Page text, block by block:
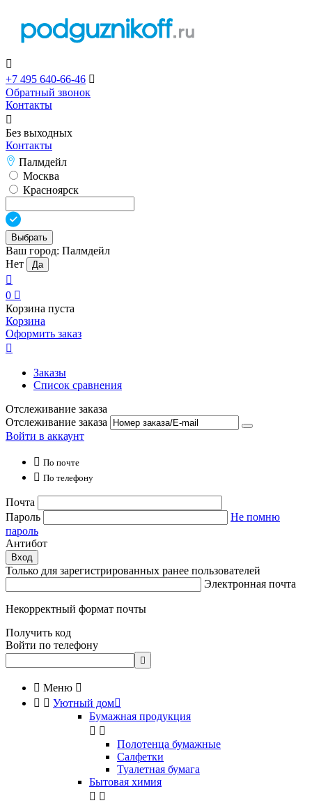

+7 495 640-66-46 
Обратный звонок
Контакты

Без выходных
Контакты
Палмдейл
Москва
Красноярск
Выбрать
Ваш город: Палмдейл
Нет
Да

0 
Корзина пуста
Корзина
Оформить заказ

Заказы
Список сравнения
Отслеживание заказа
Отслеживание заказа
Войти в аккаунт
 По почте
 По телефону
Почта
Пароль
Не помню
пароль
Антибот
Вход
Только для зарегистрированных ранее пользователей
Электронная почта
Некорректный формат почты
Получить код
Войти по телефону

 Меню 
  Уютный дом
Бумажная продукция
 
Полотенца бумажные
Салфетки
Туалетная бумага
Бытовая химия
 